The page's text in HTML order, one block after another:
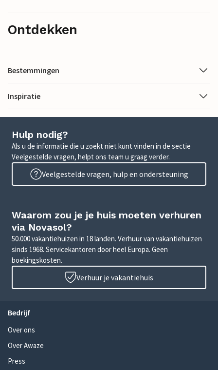
Ontdekken
Bestemmingen
Inspiratie
Hulp nodig?
Als u de informatie die u zoekt niet kunt vinden in de sectie
Veelgestelde vragen, helpt ons team u graag verder.
Veelgestelde vragen, hulp en ondersteuning
Waarom zou je je huis moeten verhuren
via Novasol?
50.000 vakantiehuizen in 18 landen. Verhuur van vakantiehuizen
sinds 1968. Servicekantoren door heel Europa. Geen
boekingskosten.
Verhuur je vakantiehuis
Bedrijf
Over ons
Over Awaze
Press